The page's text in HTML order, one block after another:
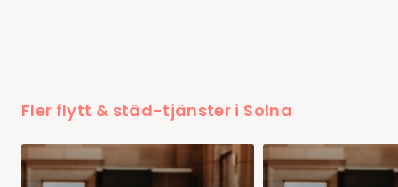
Fler flytt & städ-tjänster i Solna